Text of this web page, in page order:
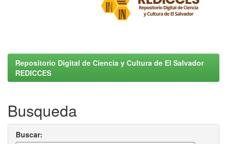
Repositorio Digital de Ciencia y Cultura de El Salvador
REDICCES
Busqueda
Buscar: